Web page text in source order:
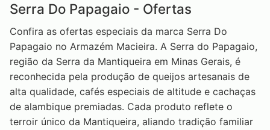
Serra Do Papagaio - Ofertas
Confira as ofertas especiais da marca Serra Do
Papagaio no Armazém Macieira. A Serra do Papagaio,
região da Serra da Mantiqueira em Minas Gerais, é
reconhecida pela produção de queijos artesanais de
alta qualidade, cafés especiais de altitude e cachaças
de alambique premiadas. Cada produto reflete o
terroir único da Mantiqueira, aliando tradição familiar